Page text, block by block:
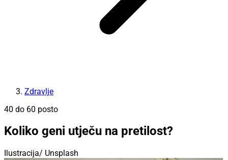
Zdravlje
40 do 60 posto
Koliko geni utječu na pretilost?
Ilustracija/ Unsplash